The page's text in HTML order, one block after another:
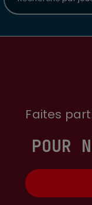
Faites
POUR